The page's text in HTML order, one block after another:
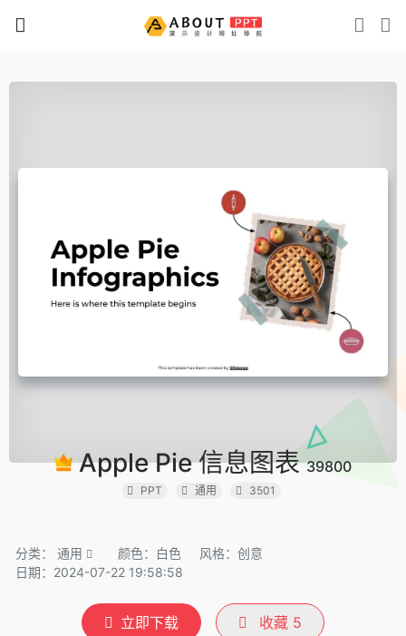
Apple Pie 信息图表39800
PPT 通用 3501
分类： 通用 颜色：白色
风格：创意
日期：2024-07-22 19:58:58
立即下载 收藏 5